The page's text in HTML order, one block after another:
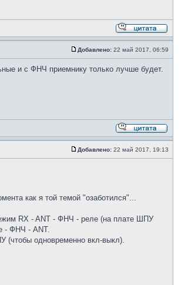
Добавлено: 22 май 2017, 06:59
и с ФНЧ приемнику только лучше будет.
Добавлено: 22 май 2017, 19:13
как я той темой "озаботился"...
RX - ANT - ФНЧ - реле (на плате ШПУ
- ФНЧ - ANT.
(чтобы одновременно вкл-выкл).